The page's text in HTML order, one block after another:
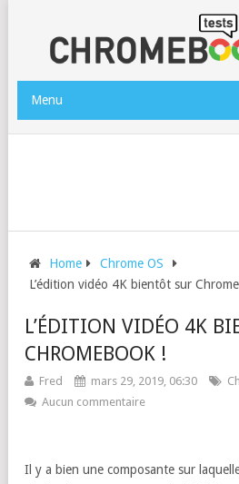
Menu
Home
Chrome OS
L’édition vidéo 4K bientôt sur
L’ÉDITION VIDÉO 4K
CHROMEBOOK !
Fred mars 29, 2019, 06:30
Aucun commentaire
Il y a bien une composante sur